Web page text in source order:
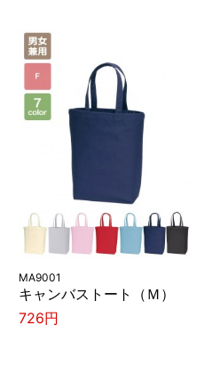
MA9001
キャンバストート（Ｍ）
726円